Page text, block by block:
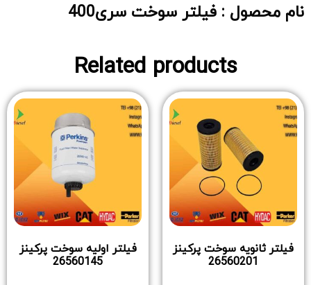
نام محصول : فیلتر سوخت سری400
Related products
فیلتر ثانویه سوخت پرکینز
26560201
فیلتر اولیه سوخت پرکینز
26560145